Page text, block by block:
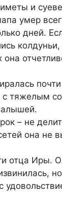
и
умер
дней.
она
с тяжелым
– не
она не
отца Иры.